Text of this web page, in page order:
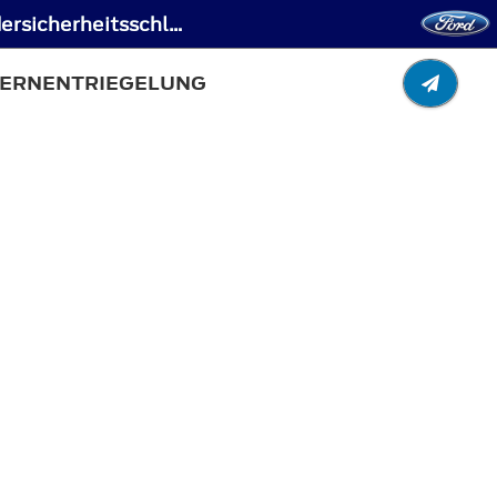
Rückhaltesysteme für Kinder - Kindersicherung - Fahrzeuge ausgestattet mit Kindersicherheitsschlösser mit Fernentriegelung